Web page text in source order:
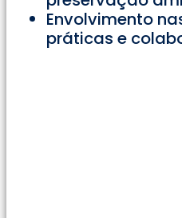
Envolvimento
práticas e